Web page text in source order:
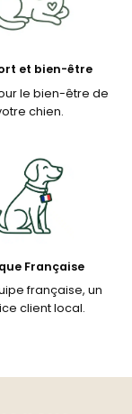
et bien-être
le bien-être de
chien.
Française
française, un
client local.